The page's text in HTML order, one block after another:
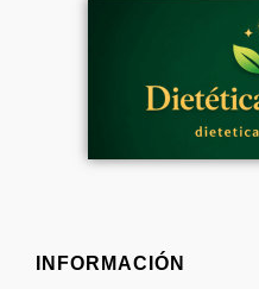
INFORMACIÓN